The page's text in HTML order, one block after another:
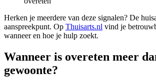
Herken je meerdere van deze signalen? De
aanspreekpunt. Op Thuisarts.nl vind je
wanneer en hoe je hulp zoekt.
Wanneer is overeten meer
gewoonte?